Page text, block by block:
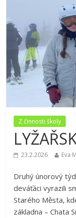
Z činnosti školy
23.2.2026 Eva
Druhý únorový
deváťáci vyrazili
Starého Města,
základna –Chata